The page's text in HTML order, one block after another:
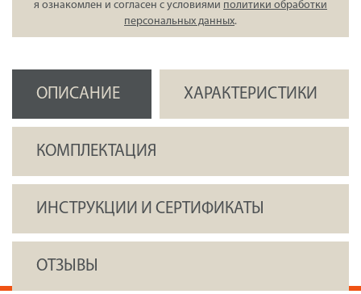
я ознакомлен и согласен с условиями политики обработки
персональных данных.
ОПИСАНИЕ ХАРАКТЕРИСТИКИ
КОМПЛЕКТАЦИЯ
ИНСТРУКЦИИ И СЕРТИФИКАТЫ
ОТЗЫВЫ